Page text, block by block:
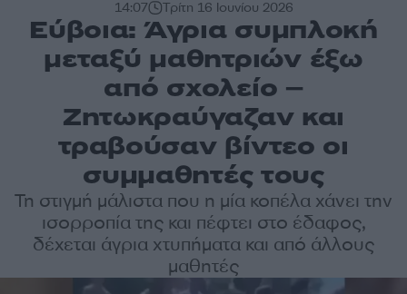
14:07 Τρίτη 16 Ιουνίου 2026
Εύβοια: Άγρια συμπλοκή
μεταξύ μαθητριών έξω
από σχολείο –
Ζητωκραύγαζαν και
τραβούσαν βίντεο οι
συμμαθητές τους
Τη στιγμή μάλιστα που η μία κοπέλα χάνει την
ισορροπία της και πέφτει στο έδαφος,
δέχεται άγρια χτυπήματα και από άλλους
μαθητές